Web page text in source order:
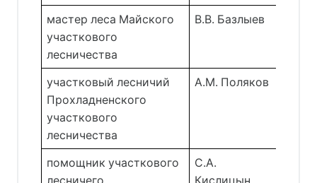
мастер леса Майского
участкового
лесничества
В.В. Базлыев
участковый лесничий
Прохладненского
участкового
лесничества
помощник участкового
С.А.